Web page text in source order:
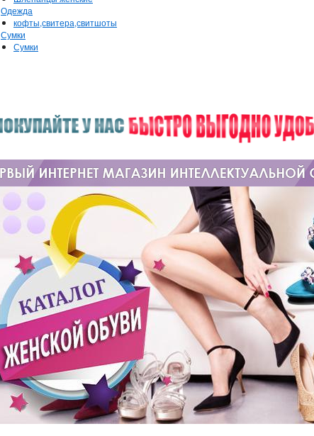
Одежда
кофты,свитера,свитшоты
Сумки
Сумки